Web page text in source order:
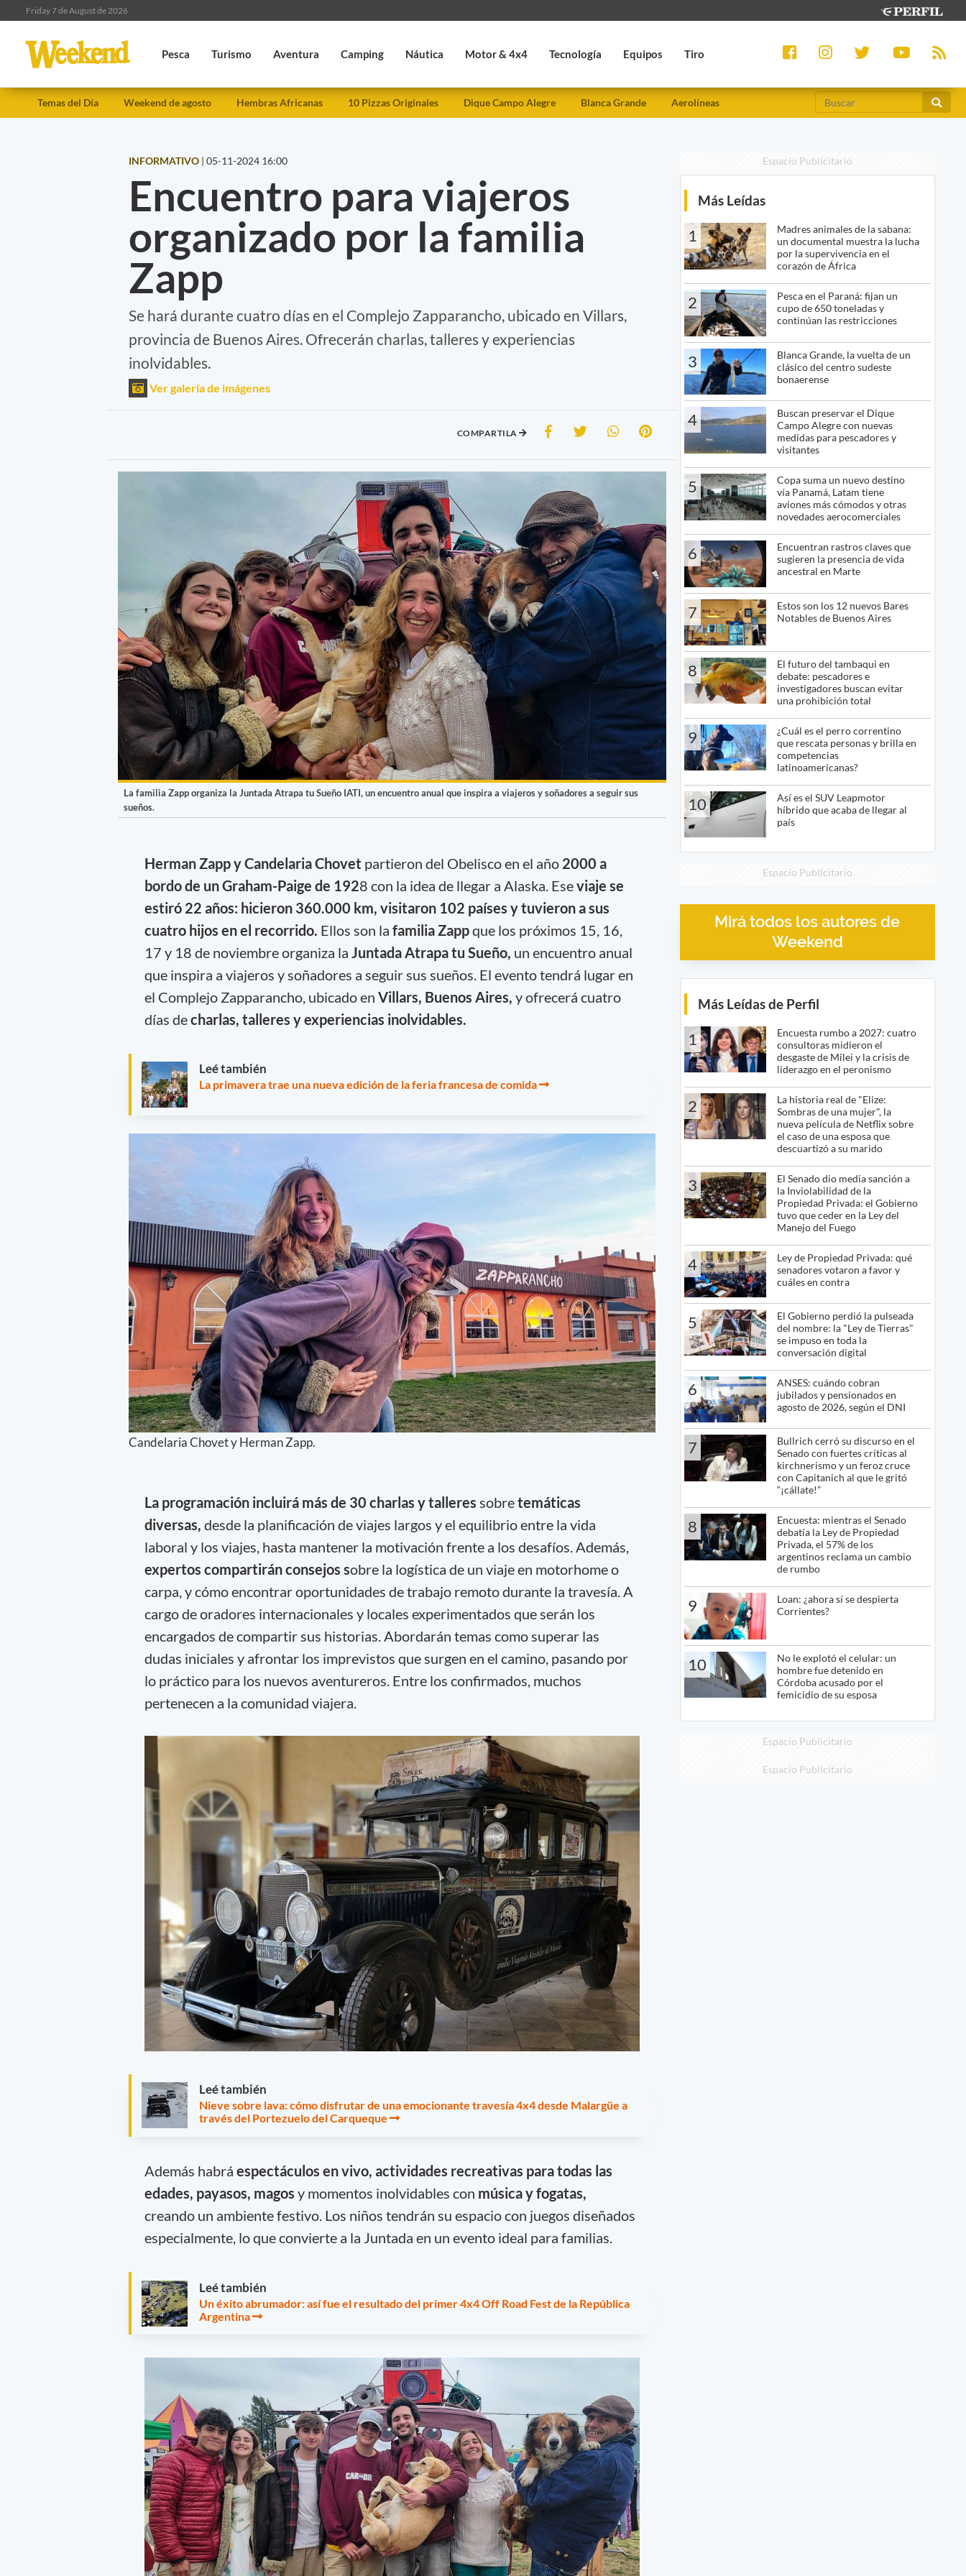
Friday 7 de August de 2026
Pesca Turismo Aventura Camping Náutica Motor & 4x4 Tecnología Equipos Tiro
Temas del Día Weekend de agosto Hembras Africanas 10 Pizzas Originales Dique Campo Alegre Blanca Grande Aerolíneas
INFORMATIVO | 05-11-2024 16:00
Encuentro para viajeros
organizado por la familia
Zapp
Se hará durante cuatro días en el Complejo Zapparancho, ubicado en Villars,
provincia de Buenos Aires. Ofrecerán charlas, talleres y experiencias
inolvidables.
Ver galería de imágenes
COMPARTILA
La familia Zapp organiza la Juntada Atrapa tu Sueño IATI, un encuentro anual que inspira a viajeros y soñadores a seguir sus
sueños.
Herman Zapp y Candelaria Chovet partieron del Obelisco en el año 2000 a
bordo de un Graham-Paige de 1928 con la idea de llegar a Alaska. Eseviaje se
estiró 22 años: hicieron 360.000 km, visitaron 102 países y tuvieron a sus
cuatro hijos en el recorrido. Ellos son la familia Zappque los próximos 15, 16,
17 y 18 de noviembre organiza la Juntada Atrapa tu Sueño, un encuentro anual
que inspira a viajeros y soñadores a seguir sus sueños. El evento tendrá lugar en
el Complejo Zapparancho, ubicado en Villars, Buenos Aires, y ofrecerá cuatro
días decharlas, talleres y experiencias inolvidables.
Leé también
La primavera trae una nueva edición de la feria francesa de comida
Candelaria Chovet y Herman Zapp.
La programación incluirá más de 30 charlas y talleres sobretemáticas
diversas, desde la planificación de viajes largos y el equilibrio entre la vida
laboral y los viajes, hasta mantener la motivación frente a los desafíos. Además,
expertos compartirán consejos sobre la logística de un viaje en motorhome o
carpa, y cómo encontrar oportunidades de trabajo remoto durante la travesía. A
cargo de oradores internacionales y locales experimentados que serán los
encargados de compartir sus historias. Abordarán temas como superar las
dudas iniciales y afrontar los imprevistos que surgen en el camino, pasando por
lo práctico para los nuevos aventureros. Entre los confirmados, muchos
pertenecen a la comunidad viajera.
Leé también
Nieve sobre lava: cómo disfrutar de una emocionante travesía 4x4 desde Malargüe a
través del Portezuelo del Carqueque
Además habrá espectáculos en vivo, actividades recreativas para todas las
edades, payasos, magos y momentos inolvidables con música y fogatas,
creando un ambiente festivo. Los niños tendrán su espacio con juegos diseñados
especialmente, lo que convierte a la Juntada en un evento ideal para familias.
Leé también
Un éxito abrumador: así fue el resultado del primer 4x4 Off Road Fest de la República
Argentina
Espacio Publicitario
Más Leídas
1
Madres animales de la sabana:
un documental muestra la lucha
por la supervivencia en el
corazón de África
2
Pesca en el Paraná: fijan un
cupo de 650 toneladas y
continúan las restricciones
3
Blanca Grande, la vuelta de un
clásico del centro sudeste
bonaerense
4
Buscan preservar el Dique
Campo Alegre con nuevas
medidas para pescadores y
visitantes
5
Copa suma un nuevo destino
vía Panamá, Latam tiene
aviones más cómodos y otras
novedades aerocomerciales
6
Encuentran rastros claves que
sugieren la presencia de vida
ancestral en Marte
7
Estos son los 12 nuevos Bares
Notables de Buenos Aires
8
El futuro del tambaqui en
debate: pescadores e
investigadores buscan evitar
una prohibición total
9
¿Cuál es el perro correntino
que rescata personas y brilla en
competencias
latinoamericanas?
10
Así es el SUV Leapmotor
híbrido que acaba de llegar al
país
Espacio Publicitario
Mirá todos los autores de
Weekend
Más Leídas de Perfil
1
Encuesta rumbo a 2027: cuatro
consultoras midieron el
desgaste de Milei y la crisis de
liderazgo en el peronismo
2
La historia real de "Elize:
Sombras de una mujer", la
nueva película de Netflix sobre
el caso de una esposa que
descuartizó a su marido
3
El Senado dio media sanción a
la Inviolabilidad de la
Propiedad Privada: el Gobierno
tuvo que ceder en la Ley del
Manejo del Fuego
4
Ley de Propiedad Privada: qué
senadores votaron a favor y
cuáles en contra
5
El Gobierno perdió la pulseada
del nombre: la "Ley de Tierras"
se impuso en toda la
conversación digital
6
ANSES: cuándo cobran
jubilados y pensionados en
agosto de 2026, según el DNI
7
Bullrich cerró su discurso en el
Senado con fuertes críticas al
kirchnerismo y un feroz cruce
con Capitanich al que le gritó
“¡cállate!”
8
Encuesta: mientras el Senado
debatía la Ley de Propiedad
Privada, el 57% de los
argentinos reclama un cambio
de rumbo
9
Loan: ¿ahora sí se despierta
Corrientes?
10
No le explotó el celular: un
hombre fue detenido en
Córdoba acusado por el
femicidio de su esposa
Espacio Publicitario
Espacio Publicitario